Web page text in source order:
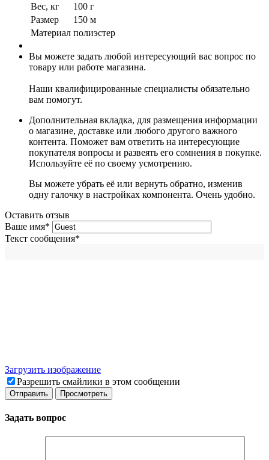
Вес, кг
100 г
Размер
150 м
Материал полиэстер
Вы можете задать любой интересующий вас вопрос по
товару или работе магазина.
Наши квалифицированные специалисты обязательно
вам помогут.
Дополнительная вкладка, для размещения информации
о магазине, доставке или любого другого важного
контента. Поможет вам ответить на интересующие
покупателя вопросы и развеять его сомнения в покупке.
Используйте её по своему усмотрению.
Вы можете убрать её или вернуть обратно, изменив
одну галочку в настройках компонента. Очень удобно.
Оставить отзыв
Ваше имя*
Текст сообщения*
Загрузить изображение
Разрешить смайлики в этом сообщении
Задать вопрос